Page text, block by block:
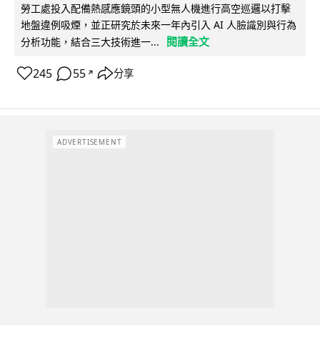
勞工處投入配備熱感應鏡頭的小型無人機進行高空巡邏以打擊
地盤違例吸煙，並正研究於未來一年內引入 AI 人臉識別與行為
分析功能，結合三大技術進一...
閱讀全文
245 55 ↗ 分享
ADVERTISEMENT